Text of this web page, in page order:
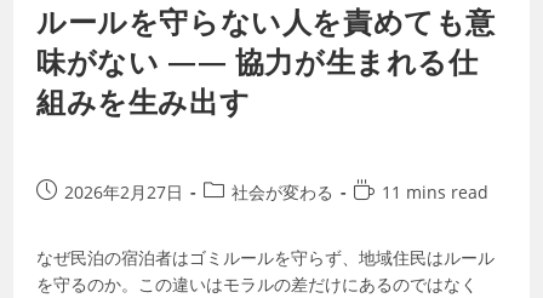
ルールを守らない人を責めても意
味がない —— 協力が生まれる仕
組みを生み出す
2026年2月27日 社会が変わる 11 mins read
なぜ民泊の宿泊者はゴミルールを守らず、地域住民はルール
を守るのか。この違いはモラルの差だけにあるのではなく